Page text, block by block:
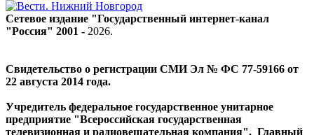
Сетевое издание "Государственный интернет-канал
"Россия" 2001 - 2026.
Свидетельство о регистрации СМИ Эл № ФС 77-59166 от
22 августа 2014 года.
Учредитель федеральное государственное унитарное
предприятие "Всероссийская государственная
телевизионная и радиовещательная компания". Главный